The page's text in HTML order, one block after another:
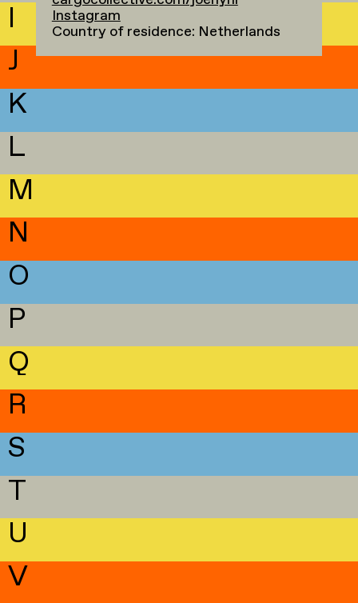
I
J
K
L
M
N
O
P
Q
R
S
T
U
V
Instagram
Country of residence: Netherlands